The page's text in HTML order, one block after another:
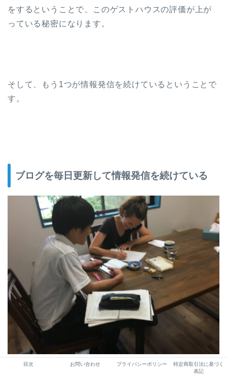
をするということで、このゲストハウスの評価が上が
っている秘密になります。
そして、もう1つが情報発信を続けているということで
す。
ブログを毎日更新して情報発信を続けている
フランス人女性に日本語を教えている将来教員を目指している大学生ゲ
目次 お問い合わせ プライバシーポリシー
特定商取引法に基づく
表記